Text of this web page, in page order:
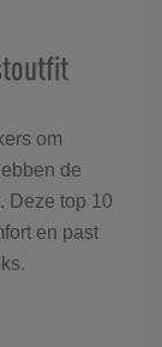
om
de
Deze top 10
en past